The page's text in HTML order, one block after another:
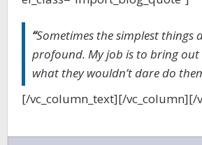
“Sometimes the simplest things
profound. My job is to bring out
what they wouldn’t dare do
[/vc_column_text][/vc_column][/